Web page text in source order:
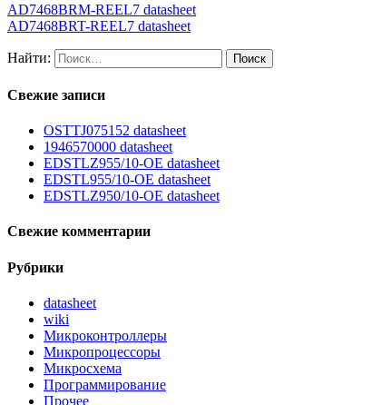
AD7468BRM-REEL7 datasheet
AD7468BRT-REEL7 datasheet
Найти:
Свежие записи
OSTTJ075152 datasheet
1946570000 datasheet
EDSTLZ955/10-OE datasheet
EDSTL955/10-OE datasheet
EDSTLZ950/10-OE datasheet
Свежие комментарии
Рубрики
datasheet
wiki
Микроконтроллеры
Микропроцессоры
Микросхема
Программирование
Прочее